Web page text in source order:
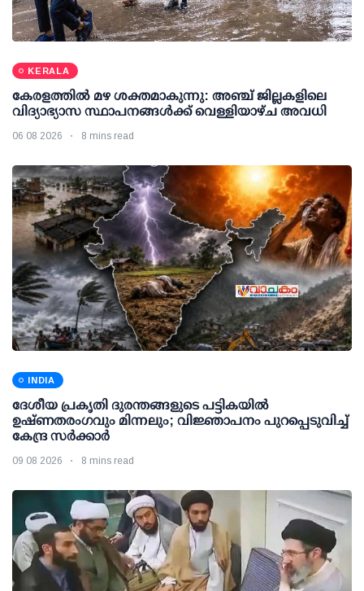
KERALA
കേരളത്തില്‍ മഴ ശക്തമാകുന്നു: അഞ്ച് ജില്ലകളിലെ
വിദ്യാഭ്യാസ സ്ഥാപനങ്ങള്‍ക്ക് വെള്ളിയാഴ്ച അവധി
06 08 2026 8 mins read
INDIA
ദേശീയ പ്രകൃതി ദുരന്തങ്ങളുടെ പട്ടികയില്‍
ഉഷ്ണതരംഗവും മിന്നലും; വിജ്ഞാപനം പുറപ്പെടുവിച്ച്
കേന്ദ്ര സര്‍ക്കാര്‍
09 08 2026 8 mins read